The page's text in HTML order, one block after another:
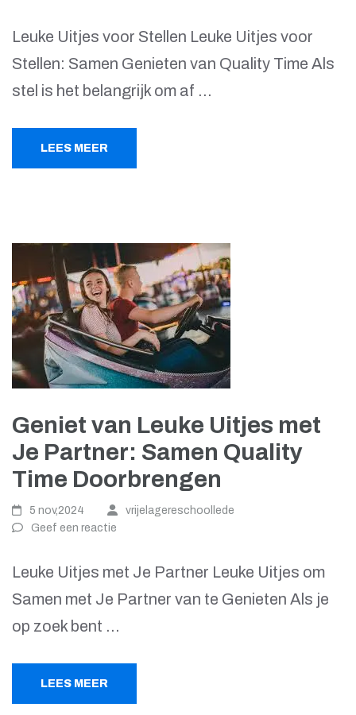
Leuke Uitjes voor Stellen Leuke Uitjes voor
Stellen: Samen Genieten van Quality Time Als
stel is het belangrijk om af …
LEES MEER
Geniet van Leuke Uitjes met
Je Partner: Samen Quality
Time Doorbrengen
5 nov,2024
vrijelagereschoollede
Geef een reactie
Leuke Uitjes met Je Partner Leuke Uitjes om
Samen met Je Partner van te Genieten Als je
op zoek bent …
LEES MEER